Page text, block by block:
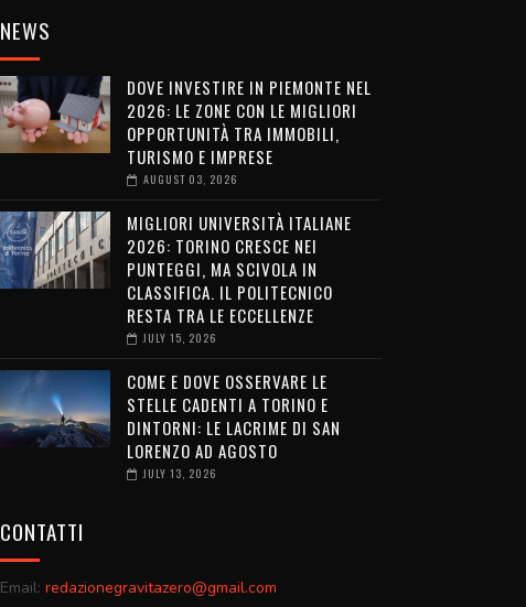
NEWS
DOVE INVESTIRE IN PIEMONTE NEL
2026: LE ZONE CON LE MIGLIORI
OPPORTUNITÀ TRA IMMOBILI,
TURISMO E IMPRESE
AUGUST 03, 2026
MIGLIORI UNIVERSITÀ ITALIANE
2026: TORINO CRESCE NEI
PUNTEGGI, MA SCIVOLA IN
CLASSIFICA. IL POLITECNICO
RESTA TRA LE ECCELLENZE
JULY 15, 2026
COME E DOVE OSSERVARE LE
STELLE CADENTI A TORINO E
DINTORNI: LE LACRIME DI SAN
LORENZO AD AGOSTO
JULY 13, 2026
CONTATTI
Email: redazionegravitazero@gmail.com